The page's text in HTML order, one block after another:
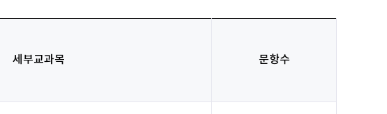
세부교과목
문항수